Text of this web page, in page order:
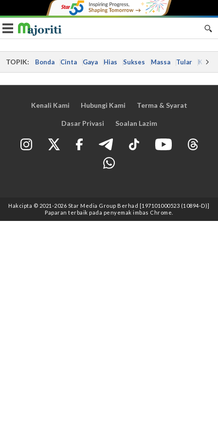
Toggle navigation
TOPIK: Bonda Cinta Gaya Hias Sukses Massa Tular Kes
Kenali Kami Hubungi Kami Terma & Syarat
Dasar Privasi Soalan Lazim
Hakcipta © 2021 -2026 Star Media Group Berhad [197101000523 (10894-D)]
Paparan terbaik pada penyemak imbas Chrome.